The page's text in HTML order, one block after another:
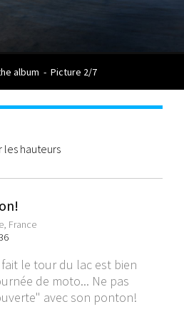
album - Picture 2/7
les hauteurs
France
le tour du lac est bien
de moto... Ne pas
avec son ponton!